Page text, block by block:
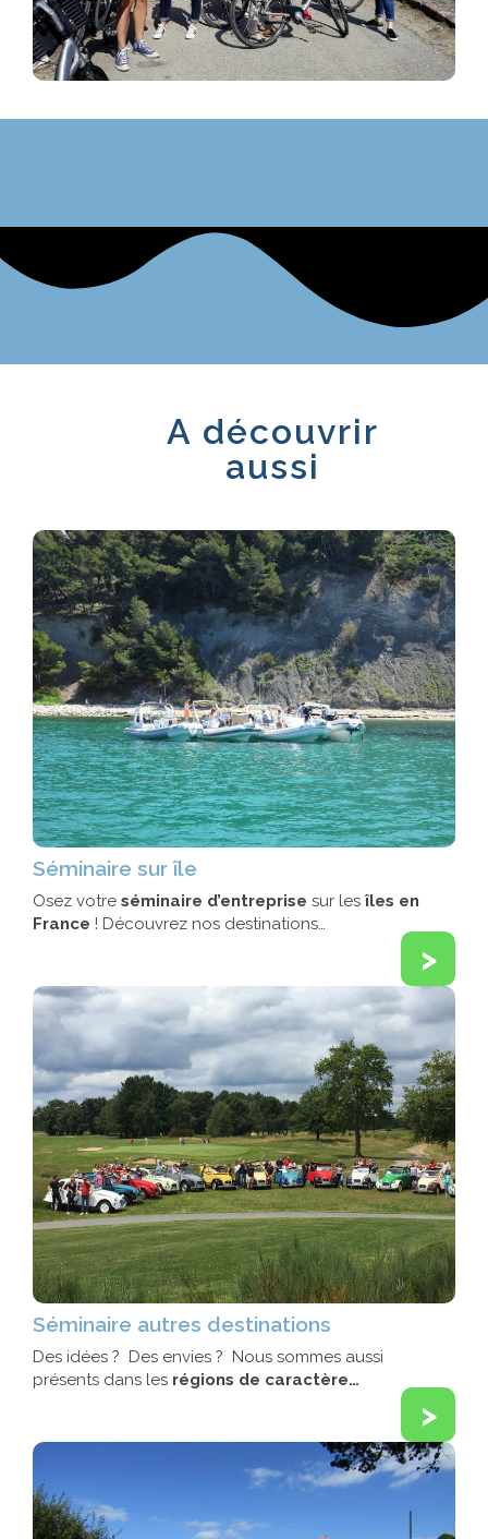
A découvrir
aussi
Séminaire sur île
Osez votre séminaire d’entreprise sur les îles en
France ! Découvrez nos destinations…
>
Séminaire autres destinations
Des idées ? Des envies ? Nous sommes aussi
présents dans les régions de caractère…
>